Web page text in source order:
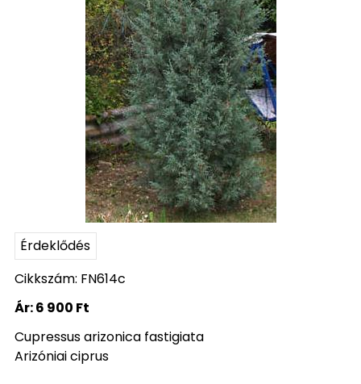
Érdeklődés
Cikkszám: FN614c
Ár:6 900 Ft
Cupressus arizonica fastigiata
Arizóniai ciprus